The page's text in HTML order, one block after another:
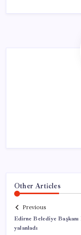
Other Articles
Previous
Edirne Belediye Başkanı
yalanladı